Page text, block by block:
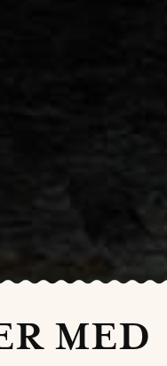
MED